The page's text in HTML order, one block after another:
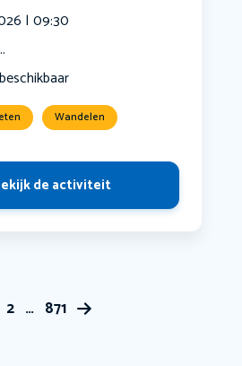
| 09:30
Wandelen
de activiteit
2 … 871